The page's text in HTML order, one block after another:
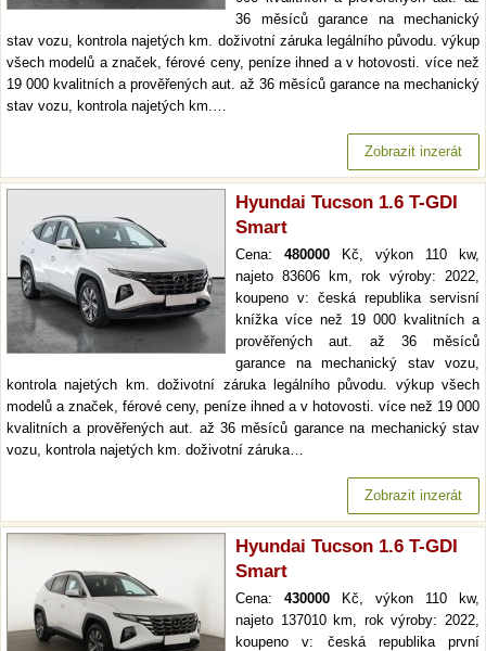
36 měsíců garance na mechanický
stav vozu, kontrola najetých km. doživotní záruka legálního původu. výkup
všech modelů a značek, férové ceny, peníze ihned a v hotovosti. více než
19 000 kvalitních a prověřených aut. až 36 měsíců garance na mechanický
stav vozu, kontrola najetých km.…
Zobrazit inzerát
Hyundai Tucson 1.6 T-GDI
Smart
Cena: 480000 Kč, výkon 110 kw,
najeto 83606 km, rok výroby: 2022,
koupeno v: česká republika servisní
knížka více než 19 000 kvalitních a
prověřených aut. až 36 měsíců
garance na mechanický stav vozu,
kontrola najetých km. doživotní záruka legálního původu. výkup všech
modelů a značek, férové ceny, peníze ihned a v hotovosti. více než 19 000
kvalitních a prověřených aut. až 36 měsíců garance na mechanický stav
vozu, kontrola najetých km. doživotní záruka…
Zobrazit inzerát
Hyundai Tucson 1.6 T-GDI
Smart
Cena: 430000 Kč, výkon 110 kw,
najeto 137010 km, rok výroby: 2022,
koupeno v: česká republika první